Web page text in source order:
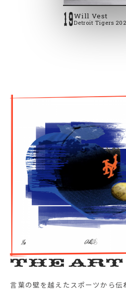
19Will Vest
Detroit Tigers
The Art
言葉の壁を越えたスポーツから伝